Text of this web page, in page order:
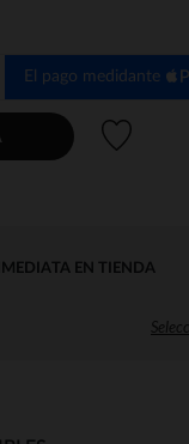
El pago medidante
EN TIENDA